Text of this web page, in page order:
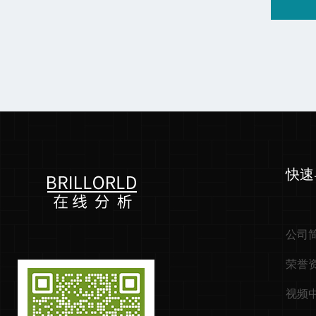
快
公司
荣誉
视频